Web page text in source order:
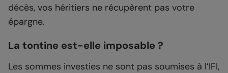
décès, vos héritiers ne récupèrent pas votre
épargne.
La tontine est-elle imposable ?
Les sommes investies ne sont pas soumises à l’IFI,